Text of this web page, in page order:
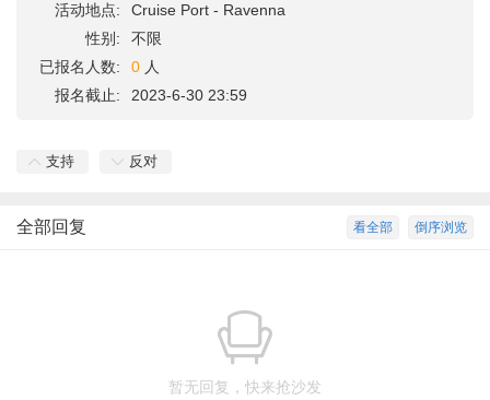
活动地点:
Cruise Port - Ravenna
性别:
不限
已报名人数:
0 人
报名截止:
2023-6-30 23:59
支持 反对
倒序浏览
看全部
全部回复
暂无回复，快来抢沙发